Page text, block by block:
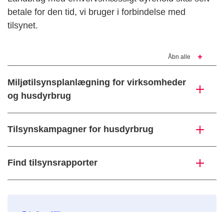
betale for den tid, vi bruger i forbindelse med
tilsynet.
Åbn alle
Miljøtilsynsplanlægning for virksomheder
og husdyrbrug
Tilsynskampagner for husdyrbrug
Find tilsynsrapporter